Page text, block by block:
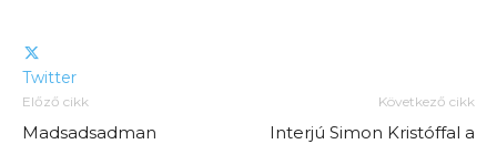
Twitter
Előző cikk
Madsadsadman
Következő cikk
Interjú Simon Kristóffal a